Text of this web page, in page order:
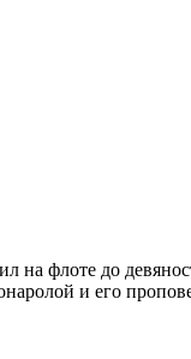
флоте до
и его